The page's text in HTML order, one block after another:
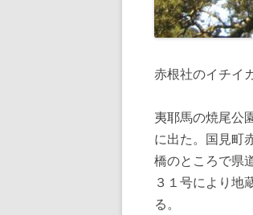
赤根社のイチ
夷耶馬の焼尾公
に出た。国見町
橋のところで県
３１号により地
る。